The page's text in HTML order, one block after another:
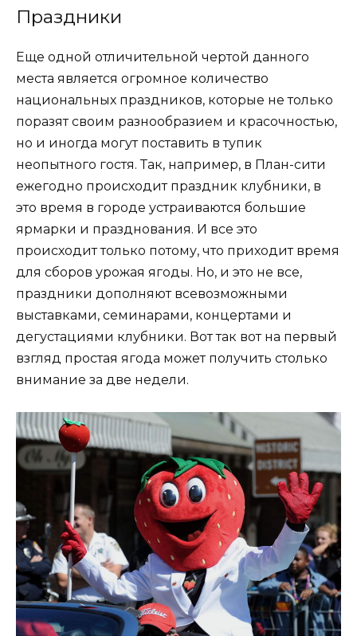
Праздники
Еще одной отличительной чертой данного
места является огромное количество
национальных праздников, которые не только
поразят своим разнообразием и красочностью,
но и иногда могут поставить в тупик
неопытного гостя. Так, например, в План-сити
ежегодно происходит праздник клубники, в
это время в городе устраиваются большие
ярмарки и празднования. И все это
происходит только потому, что приходит время
для сборов урожая ягоды. Но, и это не все,
праздники дополняют всевозможными
выставками, семинарами, концертами и
дегустациями клубники. Вот так вот на первый
взгляд простая ягода может получить столько
внимание за две недели.